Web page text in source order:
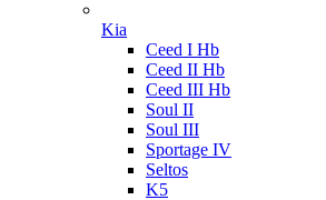
Kia
Ceed I Hb
Ceed II Hb
Ceed III Hb
Soul II
Soul III
Sportage IV
Seltos
K5